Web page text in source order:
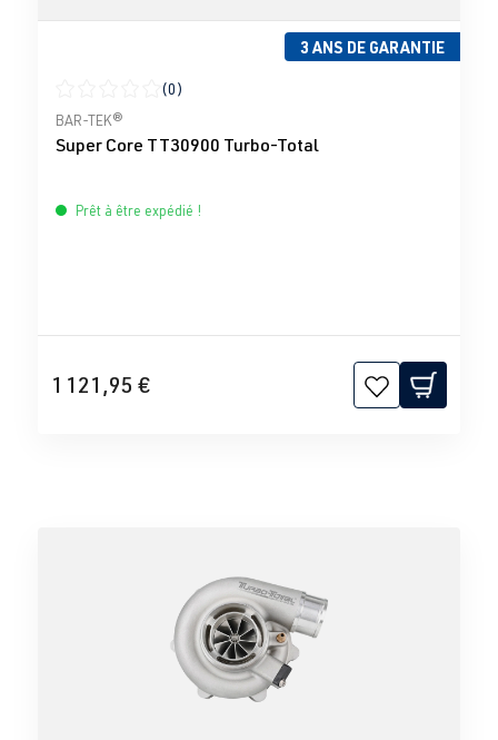
3 ANS DE GARANTIE
Note moyenne de 0 sur 5 étoiles
(0)
BAR-TEK®
Super Core TT30900 Turbo-Total
Prêt à être expédié !
1 121,95 €